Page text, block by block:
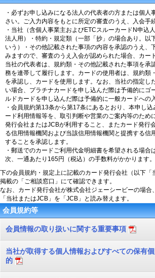
必ずお申し込みになる法人の代表者の方または個人
さい。ご入力内容をもとに所定の審査のうえ、入会手
当社（含個人事業主およびETCスルーカードN申込
法人用）・特約・規定類（一部「抄」の場合あり。以
いう）・その他記載された事項の内容を承認のうえ、
みますので、審査のうえ入会が認められた場合、カー
当社の代表者は、規約類・その他記載された事項を承
務を連帯して履行します。カードの使用者は、規約類
を承認し、カードを使用します。なお、当社の指定し
い場合、プラチナカードを申し込んだ際は予備的にゴ
ルドカードを申し込んだ際は予備的に一般カードへの
会員規約第13条から第17条にあるとおり、本申し込
ード利用情報等を、取引判断や営業のご案内等のため
発行会社またはJCBが利用すること、またカード発行
る信用情報機関および当該信用情報機関と提携する信
することを承認します。
郵送でのカードご利用代金明細書を希望される場合
次、一通あたり165円（税込）の手数料がかかります。
下の会員規約・規定上に記載のカード発行会社（以下「
掲載の「ご相談窓口」にて確認できます。
なお、カード発行会社が株式会社ジェーシービーの場合
「当社またはJCB」を「JCB」と読み替えます。
会員規約等
会員情報の取り扱いに関する重要事項
当社が取得する個人情報およびすべての保有
的